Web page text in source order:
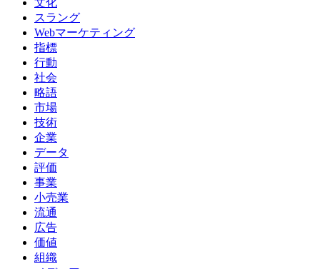
文化
スラング
Webマーケティング
指標
行動
社会
略語
市場
技術
企業
データ
評価
事業
小売業
流通
広告
価値
組織